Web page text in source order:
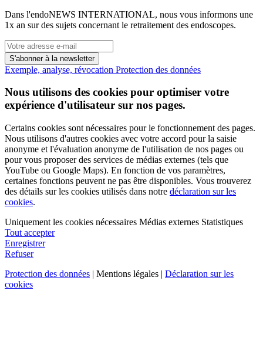
Dans l'endoNEWS INTERNATIONAL, nous vous informons une
1x an sur des sujets concernant le retraitement des endoscopes.
S'abonner à la newsletter
Exemple, analyse, révocation Protection des données
Nous utilisons des cookies pour optimiser votre
expérience d'utilisateur sur nos pages.
Certains cookies sont nécessaires pour le fonctionnement des pages.
Nous utilisons d'autres cookies avec votre accord pour la saisie
anonyme et l'évaluation anonyme de l'utilisation de nos pages ou
pour vous proposer des services de médias externes (tels que
YouTube ou Google Maps). En fonction de vos paramètres,
certaines fonctions peuvent ne pas être disponibles. Vous trouverez
des détails sur les cookies utilisés dans notre déclaration sur les
cookies.
Uniquement les cookies nécessaires Médias externes Statistiques
Tout accepter
Enregistrer
Refuser
Protection des données | Mentions légales | Déclaration sur les
cookies